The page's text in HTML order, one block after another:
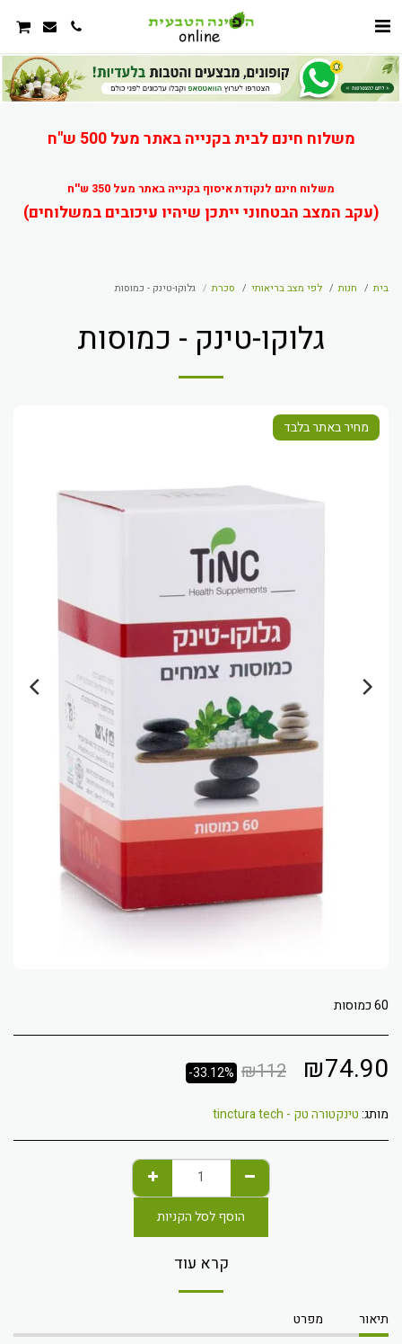
משלוח חינם לבית בקנייה באתר מעל 500 ש"ח
משלוח חינם לנקודת איסוף בקנייה באתר מעל 350 ש''ח
(עקב המצב הבטחוני ייתכן שיהיו עיכובים במשלוחים)
בית חנות לפי מצב בריאותי סכרת גלוקו-טינק - כמוסות
גלוקו-טינק - כמוסות
מחיר באתר בלבד
60 כמוסות
₪74.90
₪112
-33.12%
מותג:טינקטורה טק - tinctura tech
הוסף לסל הקניות
קרא עוד
תיאור מפרט